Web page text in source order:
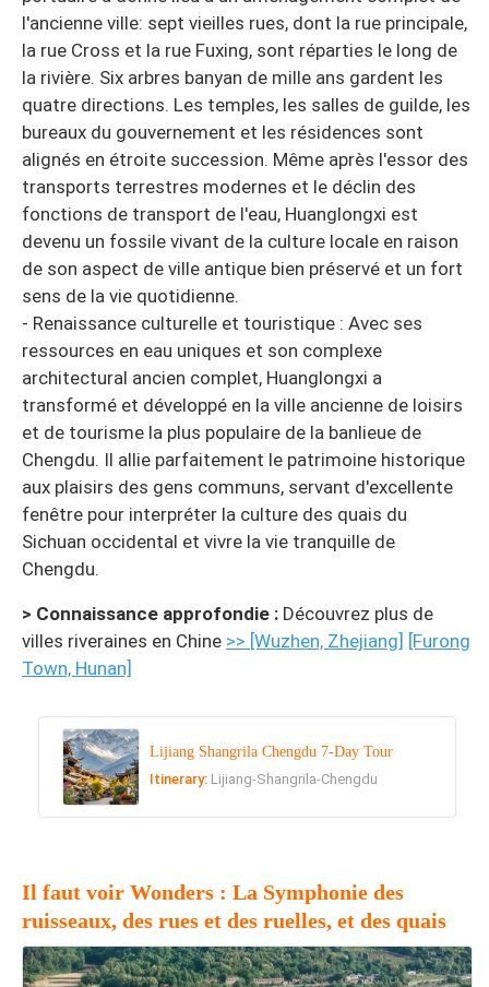
l'ancienne ville: sept vieilles rues, dont la rue principale,
la rue Cross et la rue Fuxing, sont réparties le long de
la rivière. Six arbres banyan de mille ans gardent les
quatre directions. Les temples, les salles de guilde, les
bureaux du gouvernement et les résidences sont
alignés en étroite succession. Même après l'essor des
transports terrestres modernes et le déclin des
fonctions de transport de l'eau, Huanglongxi est
devenu un fossile vivant de la culture locale en raison
de son aspect de ville antique bien préservé et un fort
sens de la vie quotidienne.
- Renaissance culturelle et touristique : Avec ses
ressources en eau uniques et son complexe
architectural ancien complet, Huanglongxi a
transformé et développé en la ville ancienne de loisirs
et de tourisme la plus populaire de la banlieue de
Chengdu. Il allie parfaitement le patrimoine historique
aux plaisirs des gens communs, servant d'excellente
fenêtre pour interpréter la culture des quais du
Sichuan occidental et vivre la vie tranquille de
Chengdu.
> Connaissance approfondie : Découvrez plus de
villes riveraines en Chine >> [Wuzhen, Zhejiang] [Furong
Town, Hunan]
Lijiang Shangrila Chengdu 7-Day Tour
Itinerary: Lijiang-Shangrila-Chengdu
Il faut voir Wonders : La Symphonie des
ruisseaux, des rues et des ruelles, et des quais